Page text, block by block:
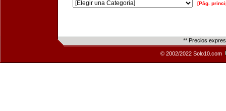
[Pág.
** Precios
© 2002/2022 Solo10.com